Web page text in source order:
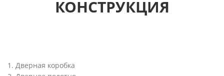
КОНСТРУКЦИЯ
1. Дверная коробка